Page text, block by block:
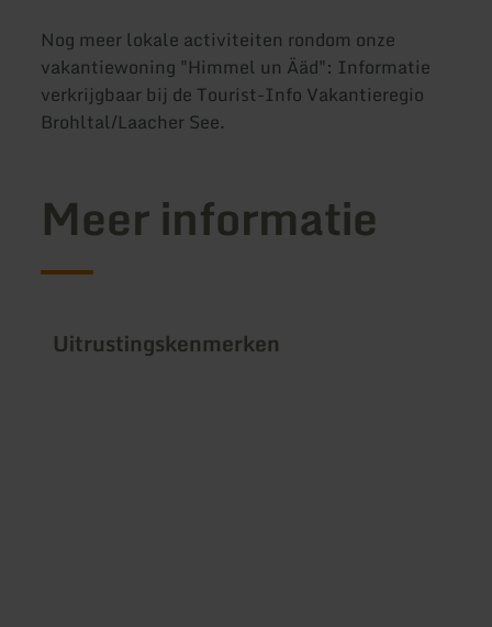
Nog meer lokale activiteiten rondom onze
vakantiewoning "Himmel un Ääd": Informatie
verkrijgbaar bij de Tourist-Info Vakantieregio
Brohltal/Laacher See.
Meer informatie
Uitrustingskenmerken